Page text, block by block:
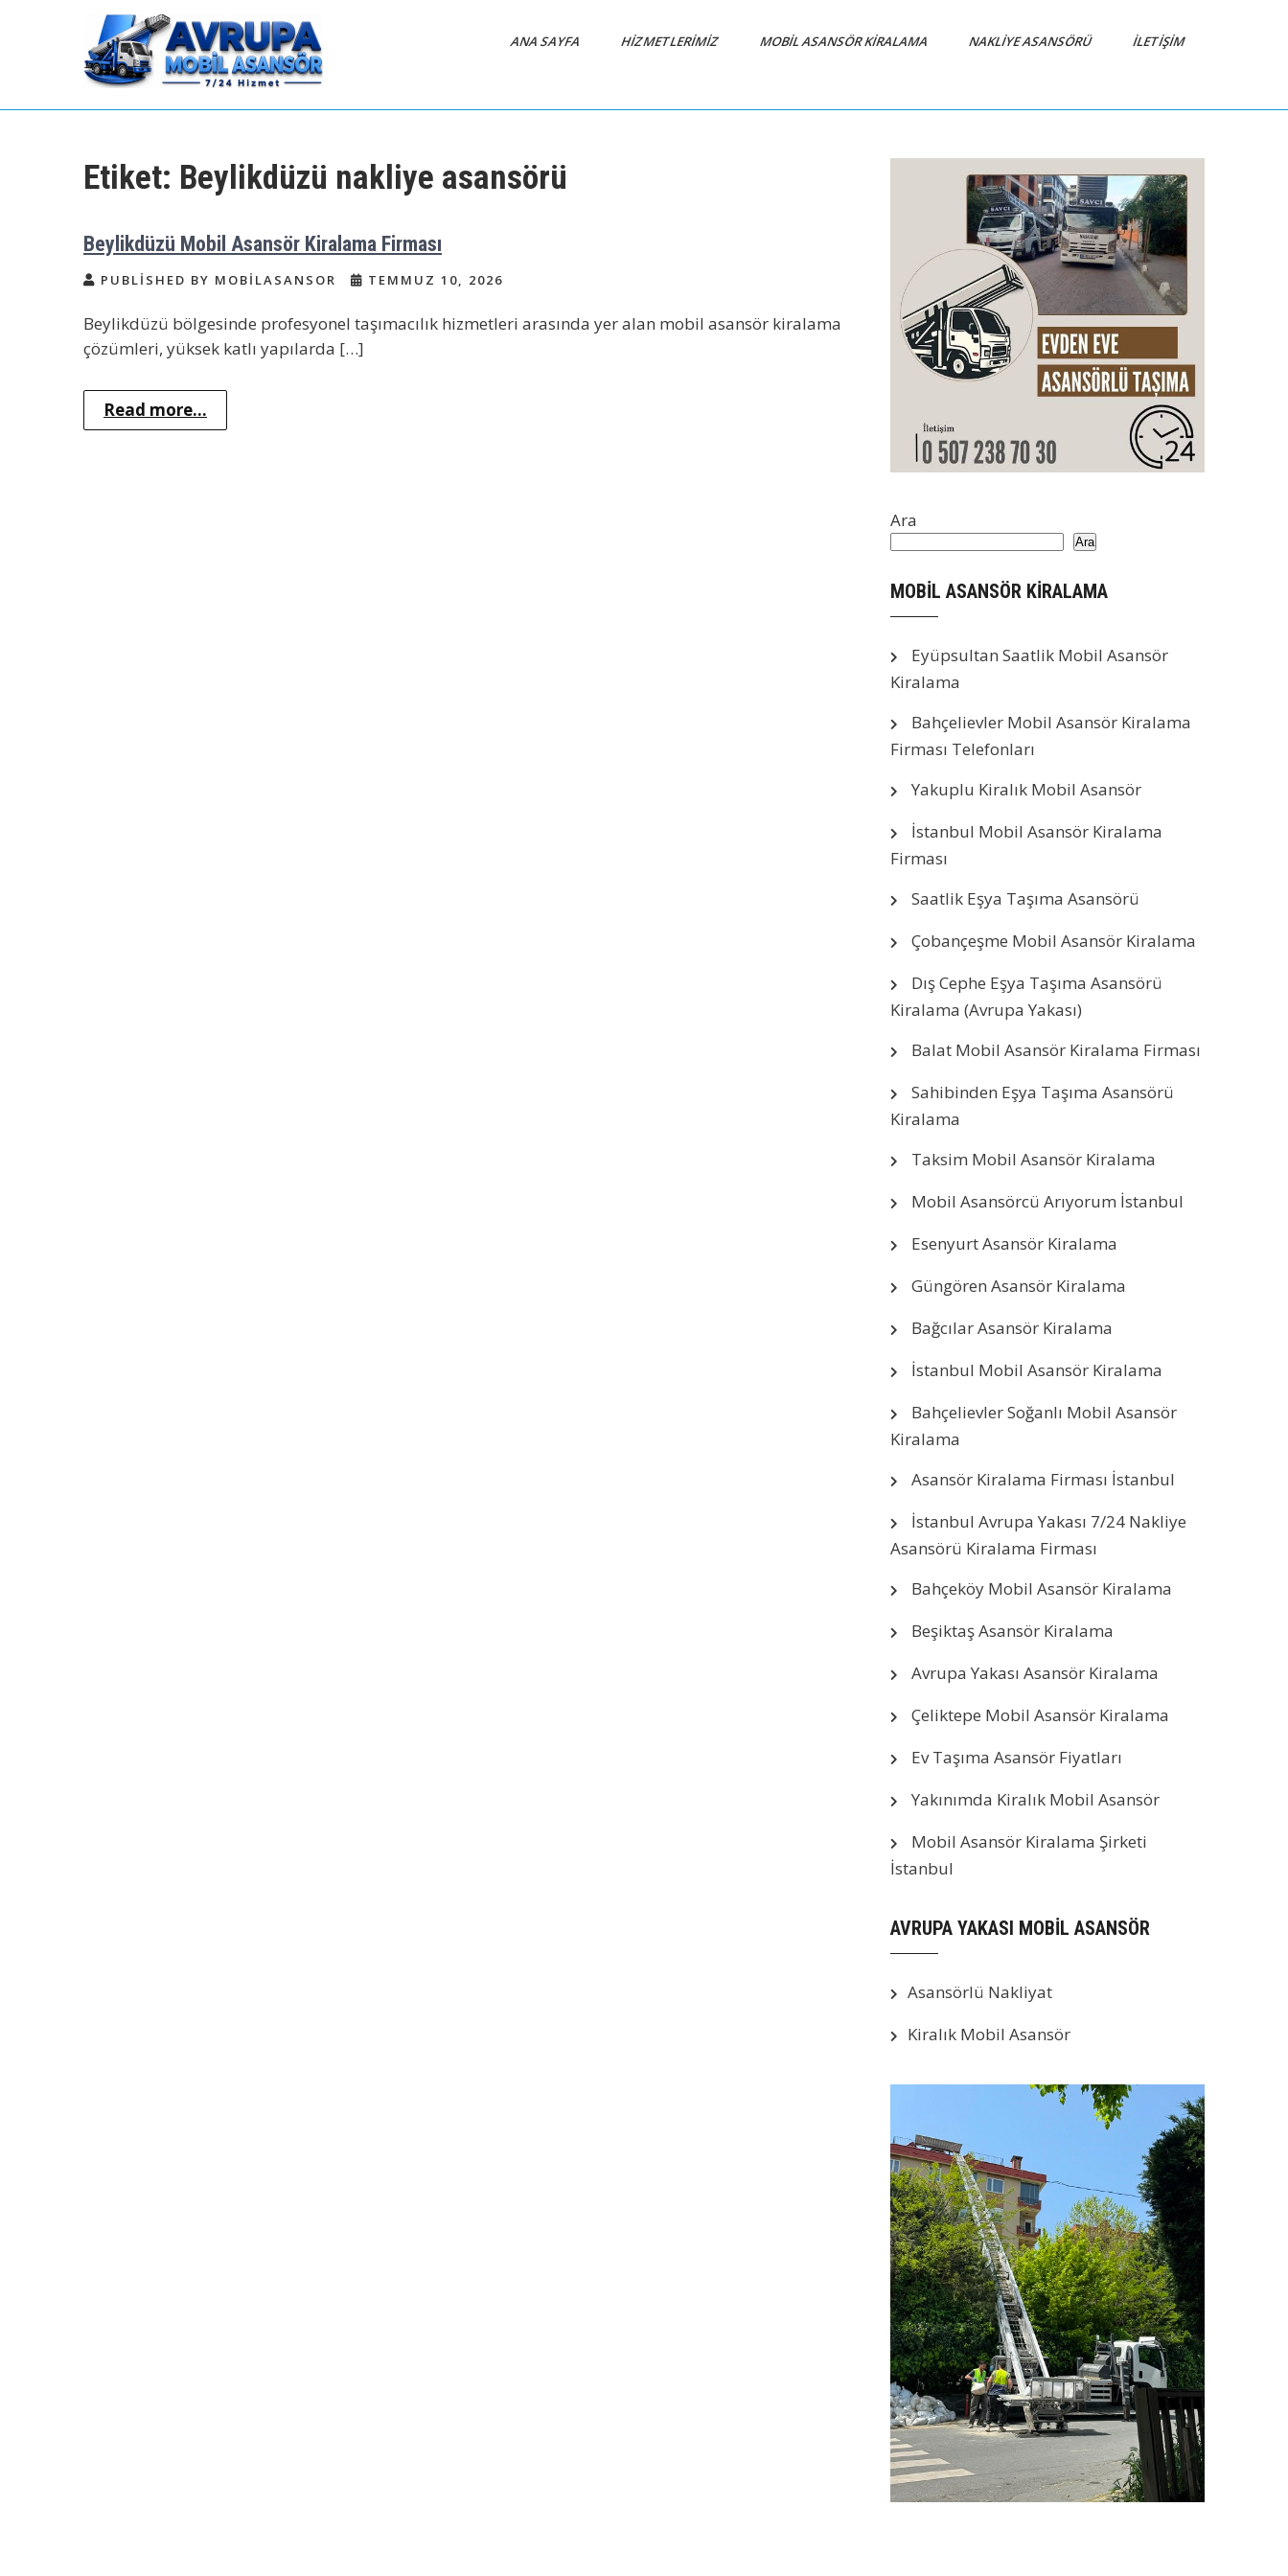
Avrupa Yakası Mobil
Kiralık Mobil Eşya Taşıma Asansörü
ANA SAYFA HIZMETLERIMIZ MOBIL ASANSÖR KIRALAMA NAKLIYE ASANSÖRÜ İLETIŞIM
Etiket: Beylikdüzü nakliye asansörü
Beylikdüzü Mobil Asansör Kiralama Firması
PUBLISHED BY MOBILASANSOR TEMMUZ 10, 2026
Beylikdüzü bölgesinde profesyonel taşımacılık hizmetleri arasında yer alan mobil asansör kiralama
çözümleri, yüksek katlı yapılarda […]
Read more...
Ara
Ara
MOBİL ASANSÖR KİRALAMA
Eyüpsultan Saatlik Mobil Asansör
Kiralama
Bahçelievler Mobil Asansör Kiralama
Firması Telefonları
Yakuplu Kiralık Mobil Asansör
İstanbul Mobil Asansör Kiralama
Firması
Saatlik Eşya Taşıma Asansörü
Çobançeşme Mobil Asansör Kiralama
Dış Cephe Eşya Taşıma Asansörü
Kiralama (Avrupa Yakası)
Balat Mobil Asansör Kiralama Firması
Sahibinden Eşya Taşıma Asansörü
Kiralama
Taksim Mobil Asansör Kiralama
Mobil Asansörcü Arıyorum İstanbul
Esenyurt Asansör Kiralama
Güngören Asansör Kiralama
Bağcılar Asansör Kiralama
İstanbul Mobil Asansör Kiralama
Bahçelievler Soğanlı Mobil Asansör
Kiralama
Asansör Kiralama Firması İstanbul
İstanbul Avrupa Yakası 7/24 Nakliye
Asansörü Kiralama Firması
Bahçeköy Mobil Asansör Kiralama
Beşiktaş Asansör Kiralama
Avrupa Yakası Asansör Kiralama
Çeliktepe Mobil Asansör Kiralama
Ev Taşıma Asansör Fiyatları
Yakınımda Kiralık Mobil Asansör
Mobil Asansör Kiralama Şirketi
İstanbul
AVRUPA YAKASI MOBİL ASANSÖR
Asansörlü Nakliyat
Kiralık Mobil Asansör